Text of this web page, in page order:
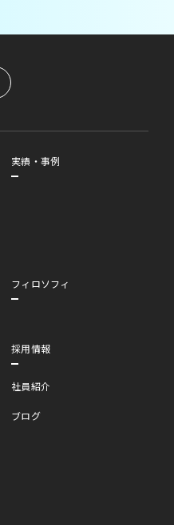
実績・事例
フィロソフィ
採用情報
社員紹介
ブログ